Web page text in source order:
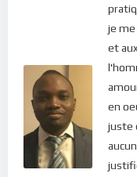
arrimer notre vie
En d’autres mots,
et nos émotions ? Ce
je me
et
en
juste